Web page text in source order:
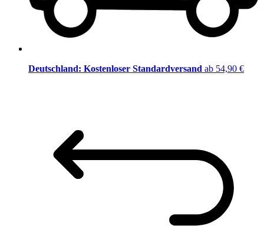
Deutschland: Kostenloser Standardversand ab 54,90 €